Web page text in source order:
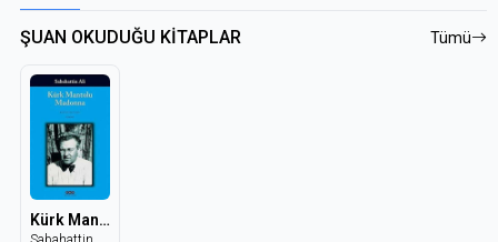
ŞUAN OKUDUĞU KİTAPLAR Tümü
Kürk Mantolu Madonna